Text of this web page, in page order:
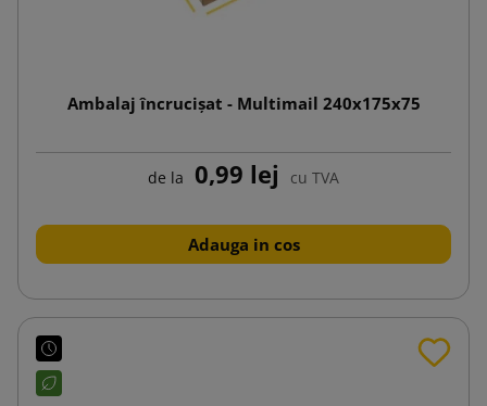
Ambalaj încrucișat - Multimail 240x175x75
de la 0,99 lej cu TVA
Adauga in cos